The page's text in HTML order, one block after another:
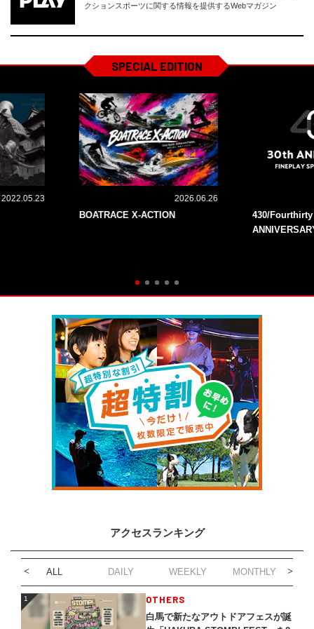
クションスポーツに関する情報を提供するWebマガジン
SPECIAL EDITION
2022.05.23 2026.06.26
BOATRACE X-ACTION
430/
アクセスランキング
ALL DAILY WEEKLY MONTHLY
1 OTHERS
白馬で新たなアウトドアフェスが誕